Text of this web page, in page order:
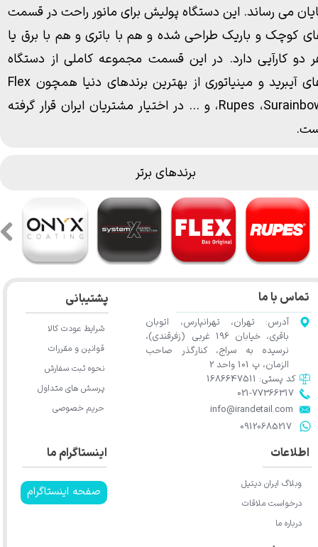
می رساند. این دستگاه پولیش برای مانور راحت در قسمت
کوچک و باریک طراحی شده و هم با باتری و هم با برق یا
دو کارآیی دارد. در این قسمت مجموعه کاملی از دستگاه
آیبرید و مینیاتوری از بهترین برندهای دنیا همچون Flex
،Rupes ،
و ... در اختیار مشتریان ایران قرار گرفته
برندهای برتر
تماس با ما
آدرس: تهران، تهرانپارس، اتوبان
باقری، خیابان 196 غربی (زفرقندی)،
نرسیده به سراج، کنارگذر صاحب
الزمان، پ 101 واحد 2
​​​​​​​info@irandetail.com
021-77366317​​​​​​​​​​​​​​​​​​​​​
​​​​​​​09120685217​​​​​​​
کد پستی: 1686647511
اینستاگرام ما
صفحه اینستاگرام
اطلاعات
وبلاگ ایران دیتیل
درخواست ملاقات
درباره ما
پشتیبانی
شرایط عودت کالا
قوانین و مقررات
نحوه ثبت سفارش
پرسش های متداول
حریم خصوصی